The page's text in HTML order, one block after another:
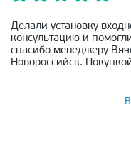
Делали установку
консультацию и
спасибо менеджеру
Новороссийск.